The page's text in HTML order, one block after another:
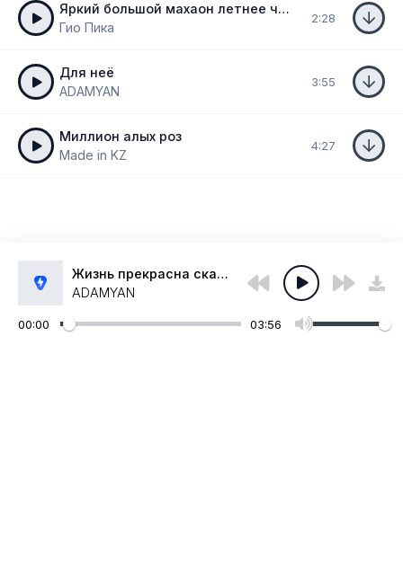
Яркий большой махаон летнее чудо природы
Гио Пика
2:28
Для неё
ADAMYAN
3:55
Миллион алых роз
Made in KZ
4:27
Жизнь прекрасна скажи мы летим ко мне прижмись
ADAMYAN
00:00 03:56